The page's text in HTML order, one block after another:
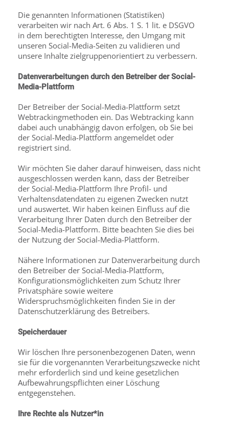
Die genannten Informationen (Statistiken)
verarbeiten wir nach Art. 6 Abs. 1 S. 1 lit. e DSGVO
in dem berechtigten Interesse, den Umgang mit
unseren Social-Media-Seiten zu validieren und
unsere Inhalte zielgruppenorientiert zu verbessern.
Datenverarbeitungen durch den Betreiber der Social-
Media-Plattform
Der Betreiber der Social-Media-Plattform setzt
Webtrackingmethoden ein. Das Webtracking kann
dabei auch unabhängig davon erfolgen, ob Sie bei
der Social-Media-Plattform ange­meldet oder
registriert sind.
Wir möchten Sie daher darauf hinweisen, dass nicht
ausgeschlossen werden kann, dass der Betreiber
der Social-Media-Plattform Ihre Profil- und
Verhaltensdatendaten zu eigenen Zwecken nutzt
und auswertet. Wir haben keinen Einfluss auf die
Verarbeitung Ihrer Daten durch den Betreiber der
Social-Media-Plattform. Bitte beachten Sie dies bei
der Nutzung der Social-Media-Plattform.
Nähere Informationen zur Datenverarbeitung durch
den Betreiber der Social-Media-Plattform,
Konfigurationsmöglichkeiten zum Schutz Ihrer
Privatsphäre sowie weitere
Widerspruchsmöglichkeiten finden Sie in der
Datenschutzerklärung des Betreibers.
Speicherdauer
Wir löschen Ihre personenbezogenen Daten, wenn
sie für die vorgenannten Verarbeitungs­zwecke nicht
mehr erforderlich sind und keine gesetzlichen
Aufbewahrungspflichten einer Löschung
entgegenstehen.
Ihre Rechte als Nutzer*in